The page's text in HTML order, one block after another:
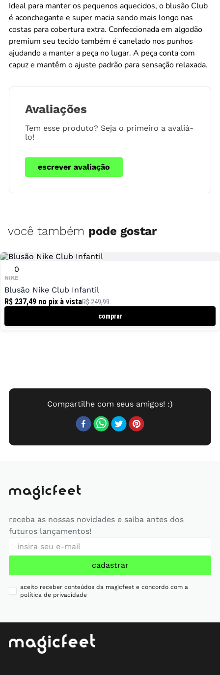
Ideal para manter os pequenos aquecidos, o blusão Club
é aconchegante e super macia sendo mais longo nas
costas para cobertura extra. Confeccionada em algodão
premium seu tecido também é canelado nos punhos
ajudando a manter a peça no lugar. A peça conta com
capuz e mantêm o ajuste padrão para sensação relaxada.
Avaliações
Tem esse produto? Seja o primeiro a avaliá-
lo!
escrever avaliação
você também pode gostar
NIKE
0
Blusão Nike Club Infantil
R$ 237,49 no pix à vistaR$ 249,99
comprar
receba as nossas novidades e saiba antes dos
futuros lançamentos!
cadastrar
aceito receber conteúdos da magicfeet e concordo com a
política de privacidade